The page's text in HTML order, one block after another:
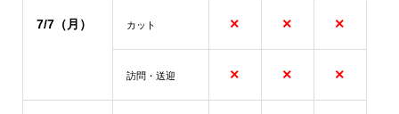
7/7（月） カット × × ×
訪問・送迎 × × ×